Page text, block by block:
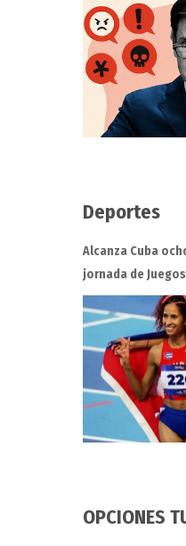
Deportes
Alcanza Cuba
jornada de
OPCIONES